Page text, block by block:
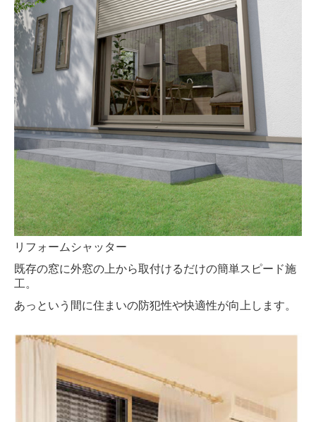
リフォームシャッター
既存の窓に外窓の上から取付けるだけの簡単スピード施
工。
あっという間に住まいの防犯性や快適性が向上します。